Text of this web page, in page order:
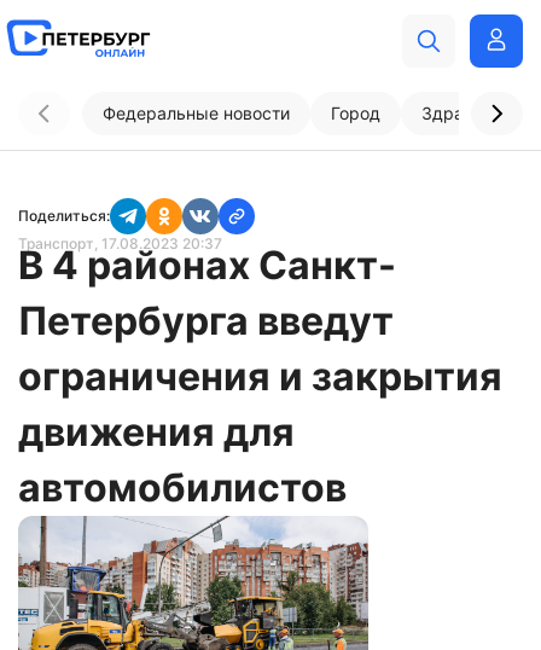
Федеральные новости Город
Поделиться:
Транспорт, 17.08.2023 20:37
В 4 районах Санкт-
Петербурга введут
ограничения и закрытия
движения для
автомобилистов